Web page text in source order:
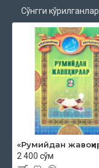
Сўнгги кўрилганлар
2 400 сўм